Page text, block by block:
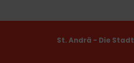
St. Andrä - Die